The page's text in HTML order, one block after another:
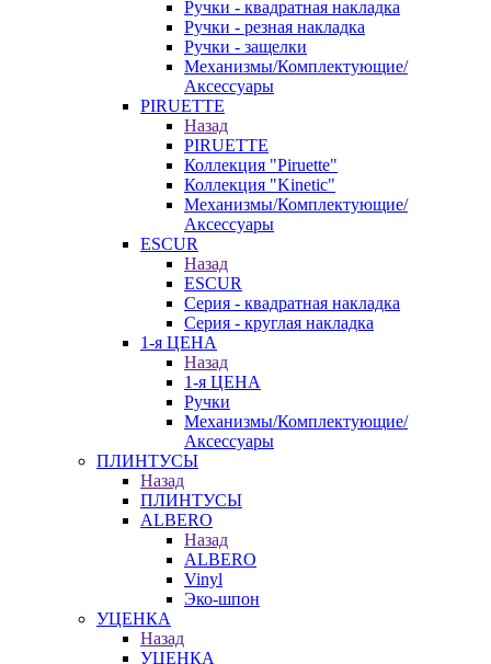
Ручки - квадратная накладка
Ручки - резная накладка
Ручки - защелки
Механизмы/Комплектующие/
Аксессуары
PIRUETTE
Назад
PIRUETTE
Коллекция "Piruette"
Коллекция "Kinetic"
Механизмы/Комплектующие/
Аксессуары
ESCUR
Назад
ESCUR
Серия - квадратная накладка
Серия - круглая накладка
1-я ЦЕНА
Назад
1-я ЦЕНА
Ручки
Механизмы/Комплектующие/
Аксессуары
ПЛИНТУСЫ
Назад
ПЛИНТУСЫ
ALBERO
Назад
ALBERO
Vinyl
Эко-шпон
УЦЕНКА
Назад
УЦЕНКА